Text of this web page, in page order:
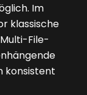
Im
klassische
File-
konsistent